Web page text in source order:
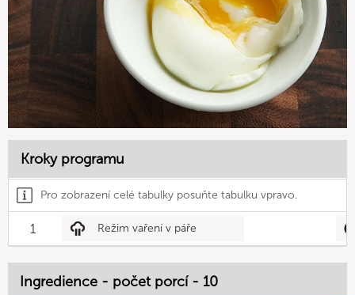
Kroky programu
Pro zobrazení celé tabulky posuňte tabulku vpravo.
1 Režim vaření v páře
Ingredience - počet porcí - 10